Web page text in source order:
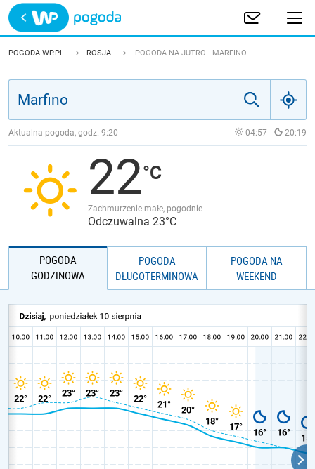
Trwa ładowanie
POLSKA
JAKOŚĆ POWIETRZA
POGODA WP.PL ROSJA POGODA NA JUTRO - MARFINO
Aktualna pogoda, godz. 9:20 04:57 20:19
22
Zachmurzenie małe, pogodnie
Odczuwalna 23°C
POGODA
GODZINOWA
POGODA
DŁUGOTERMINOWA
POGODA NA
WEEKEND